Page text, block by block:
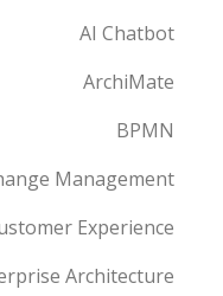
AI Chatbot
ArchiMate
BPMN
Management
Experience
Architecture